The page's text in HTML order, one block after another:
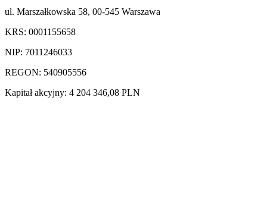
ul. Marszałkowska 58, 00-545 Warszawa
KRS: 0001155658
NIP: 7011246033
REGON: 540905556
Kapitał akcyjny: 4 204 346,08 PLN